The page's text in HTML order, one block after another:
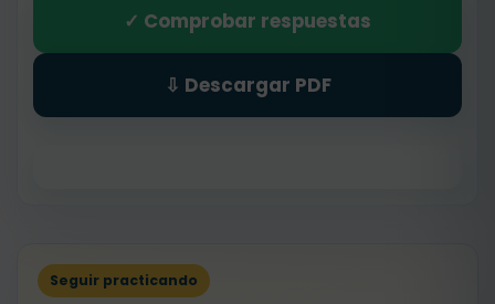
✓ Comprobar respuestas
⇩ Descargar PDF
Seguir practicando